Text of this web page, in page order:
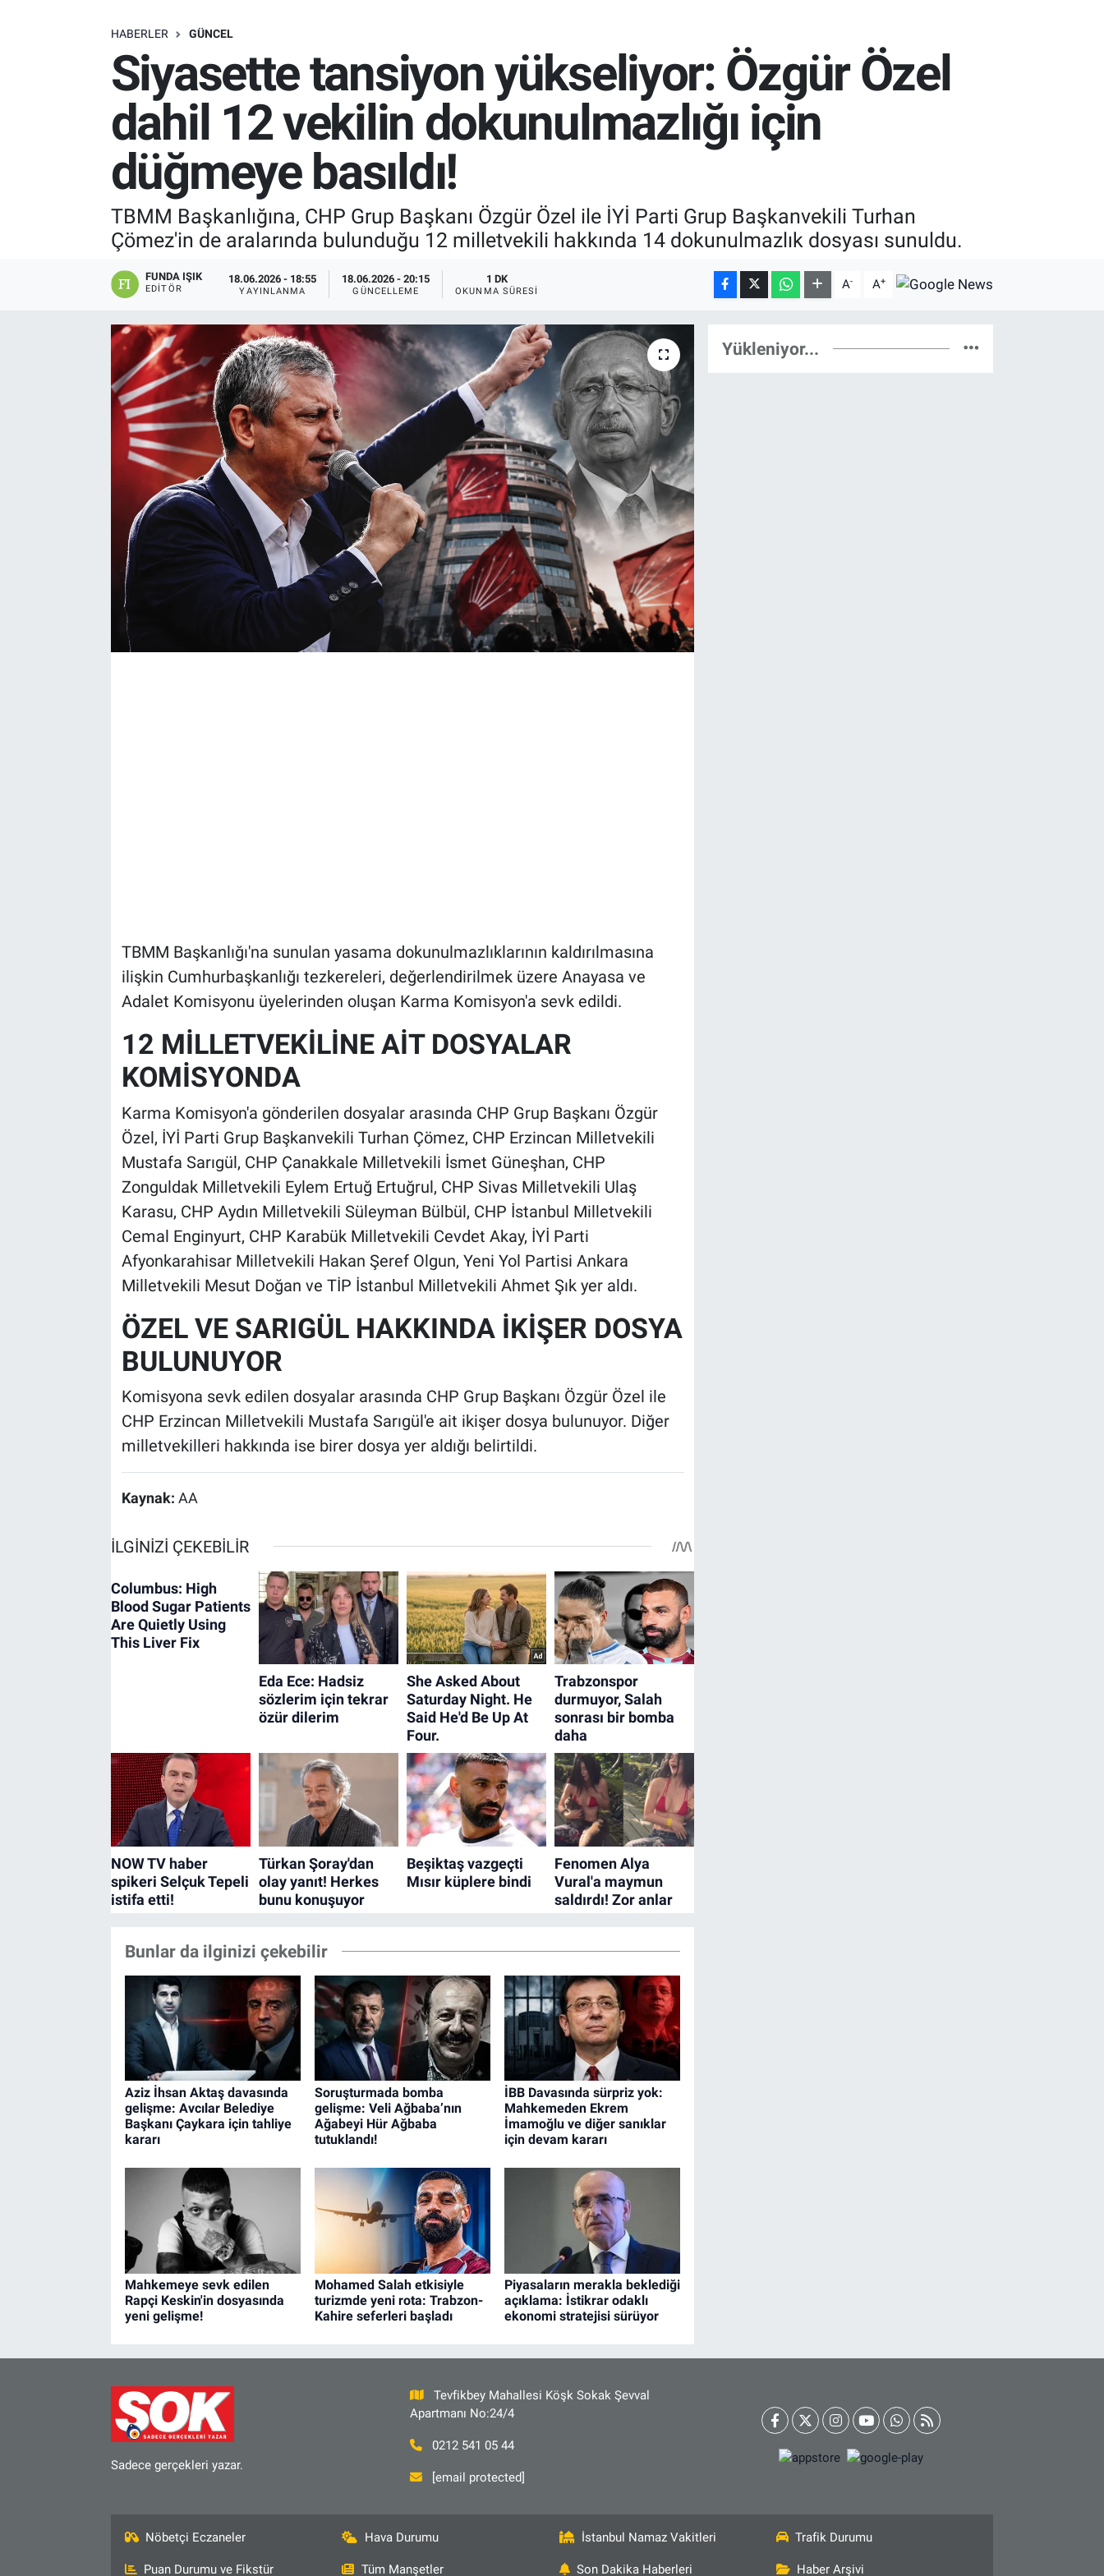
HABERLER GÜNCEL
Siyasette tansiyon yükseliyor: Özgür Özel
dahil 12 vekilin dokunulmazlığı için
düğmeye basıldı!
TBMM Başkanlığına, CHP Grup Başkanı Özgür Özel ile İYİ Parti Grup Başkanvekili Turhan
Çömez'in de aralarında bulunduğu 12 milletvekili hakkında 14 dokunulmazlık dosyası sunuldu.
FUNDA IŞIK
EDITÖR
18.06.2026 - 18:55
YAYINLANMA
18.06.2026 - 20:15
GÜNCELLEME
1 DK
OKUNMA SÜRESI A- A+
TBMM Başkanlığı'na sunulan yasama dokunulmazlıklarının kaldırılmasına
ilişkin Cumhurbaşkanlığı tezkereleri, değerlendirilmek üzere Anayasa ve
Adalet Komisyonu üyelerinden oluşan Karma Komisyon'a sevk edildi.
12 MİLLETVEKİLİNE AİT DOSYALAR
KOMİSYONDA
Karma Komisyon'a gönderilen dosyalar arasında CHP Grup Başkanı Özgür
Özel, İYİ Parti Grup Başkanvekili Turhan Çömez, CHP Erzincan Milletvekili
Mustafa Sarıgül, CHP Çanakkale Milletvekili İsmet Güneşhan, CHP
Zonguldak Milletvekili Eylem Ertuğ Ertuğrul, CHP Sivas Milletvekili Ulaş
Karasu, CHP Aydın Milletvekili Süleyman Bülbül, CHP İstanbul Milletvekili
Cemal Enginyurt, CHP Karabük Milletvekili Cevdet Akay, İYİ Parti
Afyonkarahisar Milletvekili Hakan Şeref Olgun, Yeni Yol Partisi Ankara
Milletvekili Mesut Doğan ve TİP İstanbul Milletvekili Ahmet Şık yer aldı.
ÖZEL VE SARIGÜL HAKKINDA İKİŞER DOSYA
BULUNUYOR
Komisyona sevk edilen dosyalar arasında CHP Grup Başkanı Özgür Özel ile
CHP Erzincan Milletvekili Mustafa Sarıgül'e ait ikişer dosya bulunuyor. Diğer
milletvekilleri hakkında ise birer dosya yer aldığı belirtildi.
Kaynak: AA
Bunlar da ilginizi çekebilir
Aziz İhsan Aktaş davasında
gelişme: Avcılar Belediye
Başkanı Çaykara için tahliye
kararı
Soruşturmada bomba
gelişme: Veli Ağbaba’nın
Ağabeyi Hür Ağbaba
tutuklandı!
İBB Davasında sürpriz yok:
Mahkemeden Ekrem
İmamoğlu ve diğer sanıklar
için devam kararı
Mahkemeye sevk edilen
Rapçi Keskin'in dosyasında
yeni gelişme!
Mohamed Salah etkisiyle
turizmde yeni rota: Trabzon-
Kahire seferleri başladı
Piyasaların merakla beklediği
açıklama: İstikrar odaklı
ekonomi stratejisi sürüyor
Yükleniyor...
Sadece gerçekleri yazar.
Tevfikbey Mahallesi Köşk Sokak Şevval
Apartmanı No:24/4
0212 541 05 44
[email protected]
Nöbetçi Eczaneler Hava Durumu İstanbul Namaz Vakitleri Trafik Durumu
Puan Durumu ve Fikstür Tüm Manşetler Son Dakika Haberleri Haber Arşivi
ÖZEL HABER
ASTROLOJİ
RESMİ İLANLAR
Bize ulaşın
İletişim/Künye
Gözden Kaçmasın
İletişim (Künye)